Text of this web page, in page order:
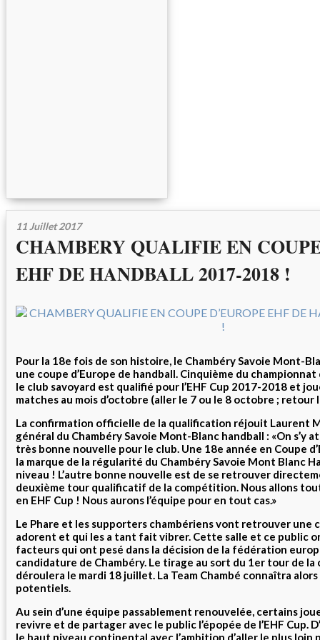
11 Juillet 2017
CHAMBERY QUALIFIE EN
EHF DE HANDBALL 2017-2018 !
Pour la 18e fois de son histoire, le Chambéry Savoie Mont-
une coupe d’Europe de handball. Cinquième du
le club savoyard est qualifié pour l’EHF Cup 2017-2018 et
matches au mois d’octobre (aller le 7 ou le 8 octobre ; retour
La confirmation officielle de la qualification réjouit Laurent
général du Chambéry Savoie Mont-Blanc handball : «On s’y
très bonne nouvelle pour le club. Une 18e année en Coupe
la marque de la régularité du Chambéry Savoie Mont Blanc
niveau ! L’autre bonne nouvelle est de se retrouver
deuxième tour qualificatif de la compétition. Nous allons
en EHF Cup ! Nous aurons l’équipe pour en tout cas.»
Le Phare et les supporters chambériens vont retrouver une
adorent et qui les a tant fait vibrer. Cette salle et ce public
facteurs qui ont pesé dans la décision de la fédération
candidature de Chambéry. Le tirage au sort du 1er tour de la
déroulera le mardi 18 juillet. La Team Chambé connaîtra
potentiels.
Au sein d’une équipe passablement renouvelée, certains
revivre et de partager avec le public l’épopée de l’EHF Cup.
le haut niveau continental avec l’ambition d’aller le plus loin